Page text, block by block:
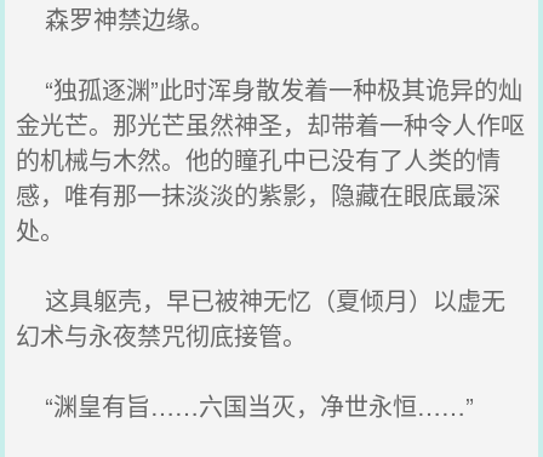
森罗神禁边缘。
“独孤逐渊”此时浑身散发着一种极其诡异的灿
金光芒。那光芒虽然神圣，却带着一种令人作呕
的机械与木然。他的瞳孔中已没有了人类的情
感，唯有那一抹淡淡的紫影，隐藏在眼底最深
处。
这具躯壳，早已被神无忆（夏倾月）以虚无
幻术与永夜禁咒彻底接管。
“渊皇有旨……六国当灭，净世永恒……”